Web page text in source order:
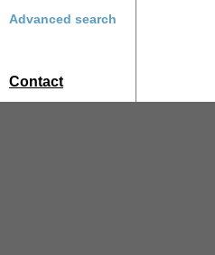
Advanced search
Contact